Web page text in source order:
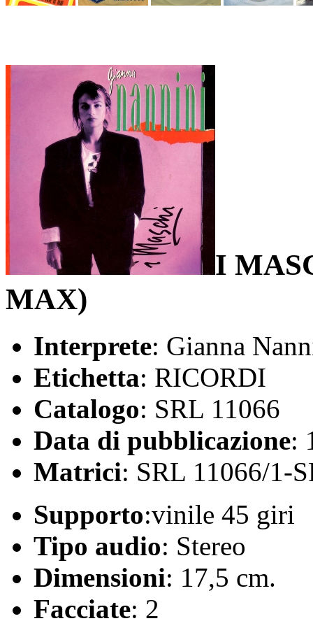
I
MAX)
Interprete: Gianna
Etichetta: RICORDI
Catalogo: SRL 11066
Data di pubblicazione:
Matrici: SRL 11066/1-
Supporto:vinile 45 giri
Tipo audio: Stereo
Dimensioni: 17,5 cm.
Facciate: 2